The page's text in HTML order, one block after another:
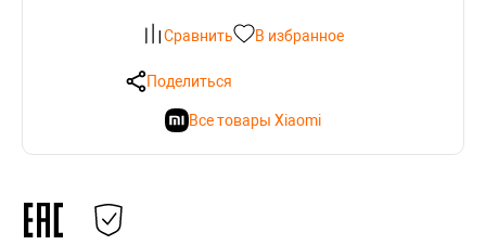
Сравнить В избранное
Поделиться
Все товары Xiaomi